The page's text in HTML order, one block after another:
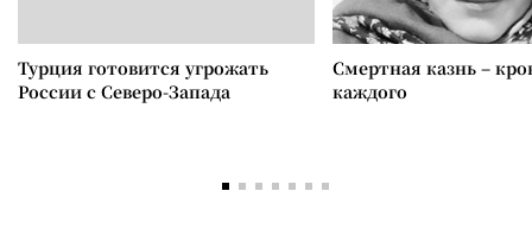
Турция готовится угрожать
России с Северо-Запада
Смертная казнь –
каждого